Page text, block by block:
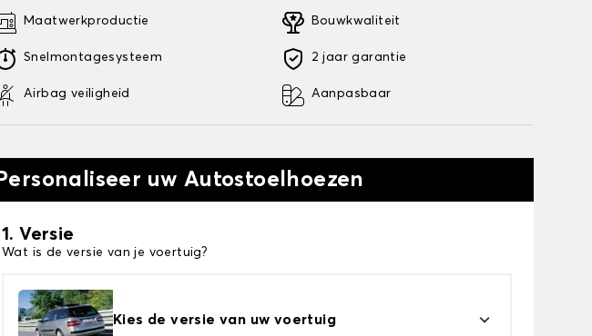
Maatwerkproductie
Snelmontagesysteem
Airbag veiligheid
Bouwkwaliteit
2 jaar garantie
Aanpasbaar
Personaliseer uw Autostoelhoezen
1. Versie
Wat is de versie van je voertuig?
Kies de versie van uw voertuig